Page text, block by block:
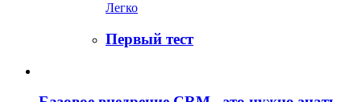
Легко
Первый тест